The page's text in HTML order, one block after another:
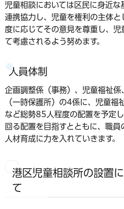
児童相談においては区民に身近な
連携協力し、児童を権利の主体と
度に応じてその意見を尊重し、
て考慮されるよう努めます。
人員体制
企画調整係（事務）、児童福祉
（一時保護所）の4係に、児童福
など総勢85人程度の配置を予定
回る配置を目指すとともに、職員
人材育成に力を入れていきます。
港区児童相談所の設置
て